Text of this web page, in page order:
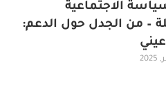
الاجتماعية
– من الجدل حول الدعم: